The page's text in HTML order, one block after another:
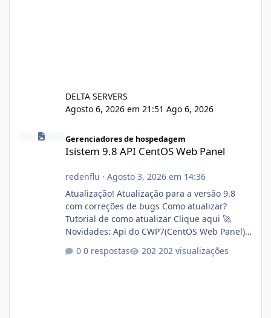
DELTA SERVERS
Agosto 6, 2026 em 21:51 Ago 6, 2026
Isistem 9.8 API CentOS Web Panel
Gerenciadores de hospedagem
Isistem 9.8 API CentOS Web Panel
redenflu · Agosto 3, 2026 em 14:36
Atualização! Atualização para a versão 9.8
com correções de bugs Como atualizar?
Tutorial de como atualizar Clique aqui 🚀
Novidades: Api do CWP7(CentOS Web Panel)
autorizado a usasr o isistem:
0 respostas 202 visualizações